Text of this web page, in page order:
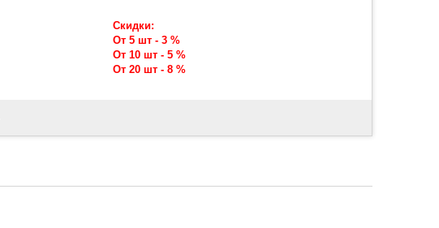
Скидки:
От 5 шт - 3 %
От 10 шт - 5 %
От 20 шт - 8 %